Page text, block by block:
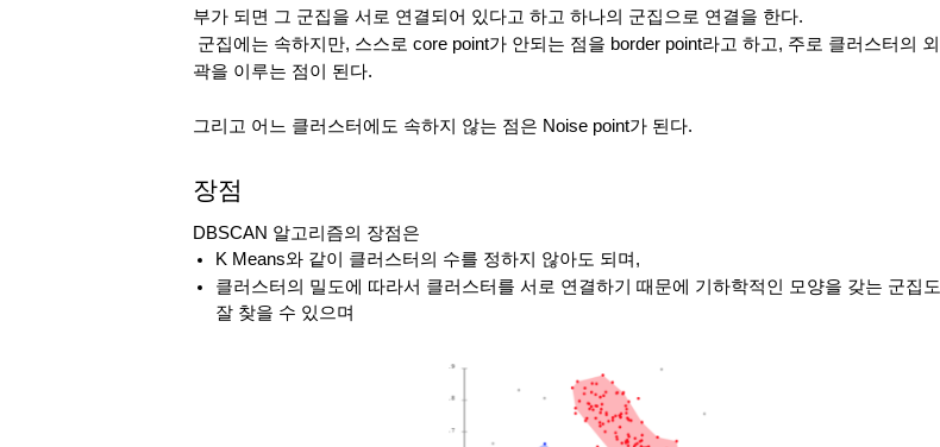
부가 되면 그 군집을 서로 연결되어 있다고 하고 하나의 군집으로 연결을 한다.
곽을 이루는 점이 된다.
그리고 어느 클러스터에도 속하지 않는 점은 Noise point가 된다.
장점
DBSCAN 알고리즘의 장점은
K Means와 같이 클러스터의 수를 정하지 않아도 되며,
클러스터의 밀도에 따라서 클러스터를 서로 연결하기 때문에 기하학적인 모양을 갖는 군집도
잘 찾을 수 있으며